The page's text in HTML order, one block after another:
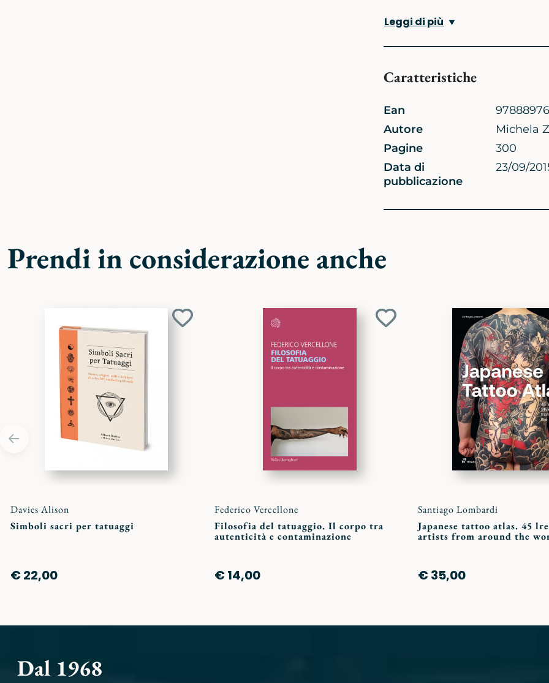
Leggi di più
Caratteristiche
Ean
Autore
Michela
Pagine
300
Data di
pubblicazione
23/09/
Prendi in considerazione anche
Aggiungi
Davies Alison
Simboli sacri per tatuaggi
€ 22,00
Aggiungi
Federico Vercellone
Filosofia del tatuaggio. Il corpo tra
autenticità e contaminazione
€ 14,00
Santiago Lombardi
Japanese tattoo atlas. 45
artists from around the
€ 35,00
Dal 1968